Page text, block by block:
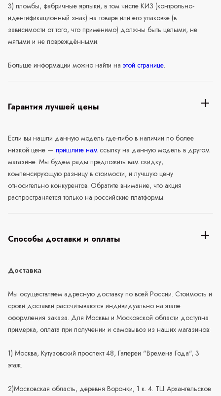
3) пломбы, фабричные ярлыки, в том числе КИЗ (контрольно-
идентификационный знак) на товаре или его упаковке (в
зависимости от того, что применимо) должны быть целыми, не
мятыми и не повреждёнными.
Больше информации можно найти на этой странице.
Гарантия лучшей цены
Если вы нашли данную модель где-либо в наличии по более
низкой цене — пришлите нам ссылку на данную модель в другом
магазине. Мы будем рады предложить вам скидку,
компенсирующую разницу в стоимости, и лучшую цену
относительно конкурентов. Обратите внимание, что акция
распространяется только на российские платформы.
Способы доставки и оплаты
Доставка
Мы осуществляем адресную доставку по всей России. Стоимость и
сроки доставки рассчитываются индивидуально на этапе
оформления заказа. Для Москвы и Московской области доступна
примерка, оплата при получении и самовывоз из наших магазинов:
1) Москва, Кутузовский проспект 48, Галереи "Времена Года", 3
этаж.
2)Московская область, деревня Воронки, 1 к. 4. ТЦ Архангельское